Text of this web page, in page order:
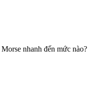
nhanh đến mức nào?